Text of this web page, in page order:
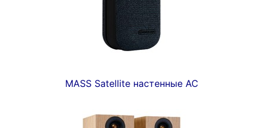
MASS Satellite настенные АС